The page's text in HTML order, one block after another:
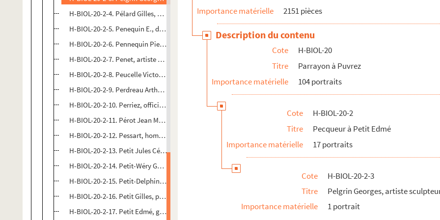
H-BIOL-20-2-4. Pélard Gilles, poète
H-BIOL-20-2-5. Penequin E., du parti ouvrier
H-BIOL-20-2-6. Pennequin Pierre, religieux
H-BIOL-20-2-7. Penet, artiste peintre
H-BIOL-20-2-8. Peucelle Victor, cultivateur
H-BIOL-20-2-9. Perdreau Arthur, artiste peintre
H-BIOL-20-2-10. Perriez, officier municipal
H-BIOL-20-2-11. Pérot Jean Marie Albert, banquier
H-BIOL-20-2-12. Pessart, homme de lettres
H-BIOL-20-2-13. Petit Jules César, imprimeur
H-BIOL-20-2-14. Petit-Wéry Georges, artiste peintre
H-BIOL-20-2-15. Petit-Delphin, photographe
H-BIOL-20-2-16. Petit Gilles, prêtre
H-BIOL-20-2-17. Petit Edmé, garde magasin de la ville
Importance matérielle
2151 pièces
Description du contenu
Cote
H-BIOL-20
Titre
Parrayon à Puvrez
Importance matérielle
104 portraits
Cote
H-BIOL-20-2
Titre
Pecqueur à Petit Edmé
Importance matérielle
17 portraits
Cote
H-BIOL-20-2-3
Titre
Pelgrin Georges, artiste
Importance matérielle
1 portrait